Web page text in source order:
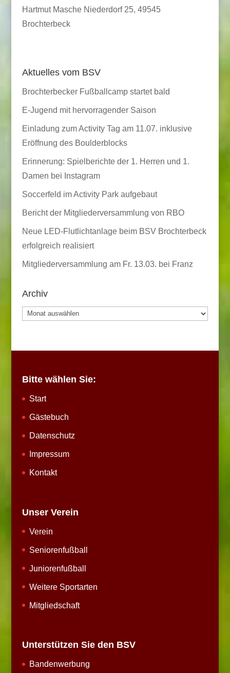
Hartmut Masche Niederdorf 25, 49545
Brochterbeck
Aktuelles vom BSV
Brochterbecker Fußballcamp startet bald
E-Jugend mit hervorragender Saison
Einladung zum Activity Tag am 11.07. inklusive
Eröffnung des Boulderblocks
Erinnerung: Spielberichte der 1. Herren und 1.
Damen bei Instagram
Soccerfeld im Activity Park aufgebaut
Bericht der Mitgliederversammlung von RBO
Neue LED-Flutlichtanlage beim BSV Brochterbeck
erfolgreich realisiert
Mitgliederversammlung am Fr. 13.03. bei Franz
Archiv
Archiv
Bitte wählen Sie:
Start
Gästebuch
Datenschutz
Impressum
Kontakt
Unser Verein
Verein
Seniorenfußball
Juniorenfußball
Weitere Sportarten
Mitgliedschaft
Unterstützen Sie den BSV
Bandenwerbung